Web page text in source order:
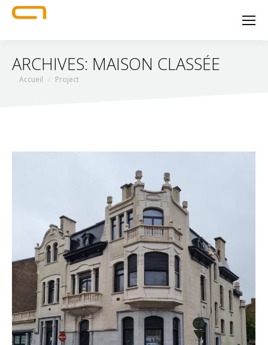
ARCHIVES: MAISON CLASSÉE
Vous êtes ici :
Accueil Project